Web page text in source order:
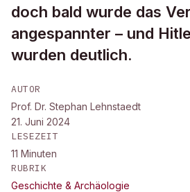
doch bald wurde das
angespannter – und
wurden deutlich.
AUTOR
Prof. Dr. Stephan Lehnstaedt
21. Juni 2024
LESEZEIT
11 Minuten
RUBRIK
Geschichte & Archäologie